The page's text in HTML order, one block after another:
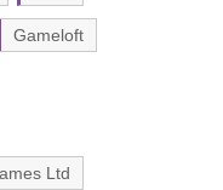
Gameloft
Ltd